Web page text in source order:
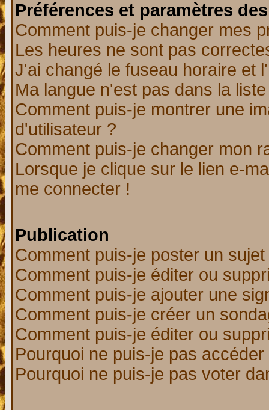
Préférences et paramètres
Comment puis-je changer mes
Les heures ne sont pas
J'ai changé le fuseau horaire et
Ma langue n'est pas dans la
Comment puis-je montrer une
d'utilisateur ?
Comment puis-je changer mon
Lorsque je clique sur le lien e-
me connecter !
Publication
Comment puis-je poster un
Comment puis-je éditer ou
Comment puis-je ajouter une
Comment puis-je créer un
Comment puis-je éditer ou
Pourquoi ne puis-je pas
Pourquoi ne puis-je pas voter